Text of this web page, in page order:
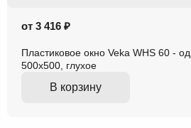
от 3 416 ₽
Пластиковое окно Veka WHS 60 -
500x500, глухое
В корзину